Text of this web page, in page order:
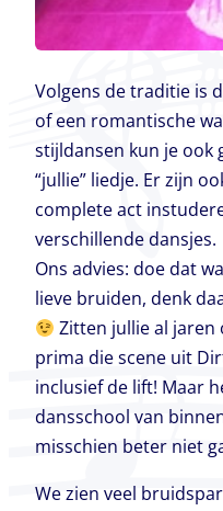
Volgens de traditie is
of een romantische
stijldansen kun je ook
“jullie” liedje. Er zijn
complete act
verschillende dansjes.
Ons advies: doe dat
lieve bruiden, denk
Zitten jullie al jaren
prima die scene uit
inclusief de lift! Maar
dansschool van
misschien beter niet
We zien veel